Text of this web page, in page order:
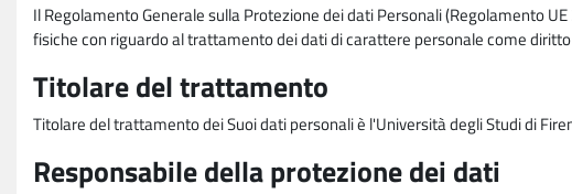
Il Regolamento Generale sulla Protezione dei dati Personali (Regolamento
fisiche con riguardo al trattamento dei dati di carattere personale come
Titolare del trattamento
Titolare del trattamento dei Suoi dati personali è l'Università degli Studi di
Responsabile della protezione dei dati